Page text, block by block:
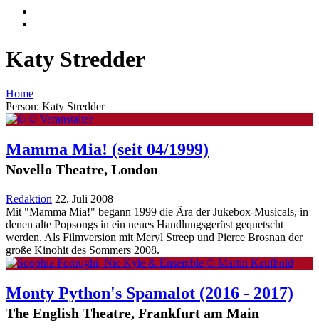
Katy Stredder
Home
Person: Katy Stredder
Mamma Mia! (seit 04/1999)
Novello Theatre, London
Redaktion 22. Juli 2008
Mit "Mamma Mia!" begann 1999 die Ära der Jukebox-Musicals, in
denen alte Popsongs in ein neues Handlungsgerüst gequetscht
werden. Als Filmversion mit Meryl Streep und Pierce Brosnan der
große Kinohit des Sommers 2008.
Monty Python's Spamalot (2016 - 2017)
The English Theatre, Frankfurt am Main